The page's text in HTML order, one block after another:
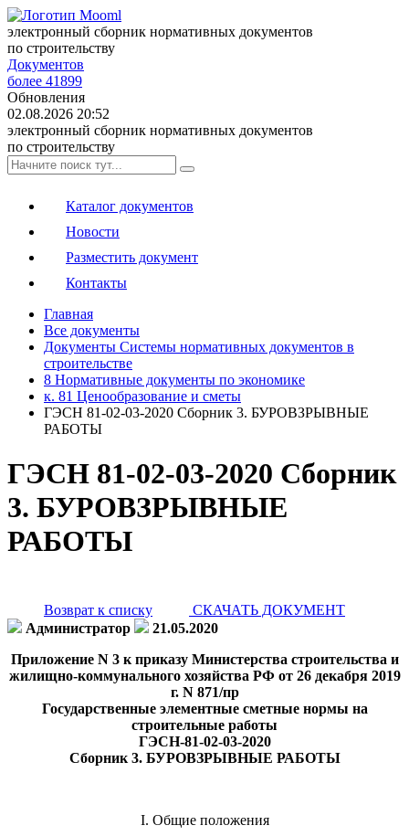
электронный сборник нормативных документов
по строительству
Документов
более 41899
Обновления
02.08.2026 20:52
электронный сборник нормативных документов
по строительству
Каталог документов
Новости
Разместить документ
Контакты
Главная
Все документы
Документы Системы нормативных документов в
строительстве
8 Нормативные документы по экономике
к. 81 Ценообразование и сметы
ГЭСН 81-02-03-2020 Сборник 3. БУРОВЗРЫВНЫЕ
РАБОТЫ
ГЭСН 81-02-03-2020 Сборник
3. БУРОВЗРЫВНЫЕ
РАБОТЫ
Возврат к списку
СКАЧАТЬ ДОКУМЕНТ
Администратор
21.05.2020
Приложение N 3 к приказу Министерства строительства и
жилищно-коммунального хозяйства РФ от 26 декабря 2019
г. N 871/пр
Государственные элементные сметные нормы на
строительные работы
ГЭСН-81-02-03-2020
Сборник 3. БУРОВЗРЫВНЫЕ РАБОТЫ
I. Общие положения